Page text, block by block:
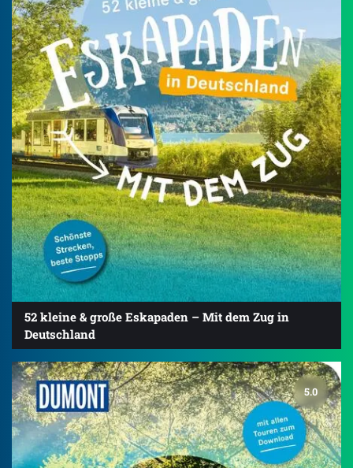
52 kleine & große Eskapaden – Mit dem Zug in
Deutschland
5.0